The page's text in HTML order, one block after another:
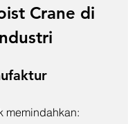
Crane di
memindahkan: